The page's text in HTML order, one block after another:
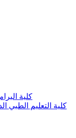
كلية
كلية التعليم الطبي